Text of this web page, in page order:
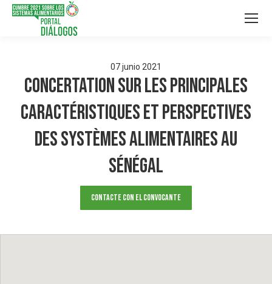
07junio 2021
Concertation sur les principales
caractéristiques et perspectives
des Systèmes alimentaires au
Sénégal
Contacte con el convocante